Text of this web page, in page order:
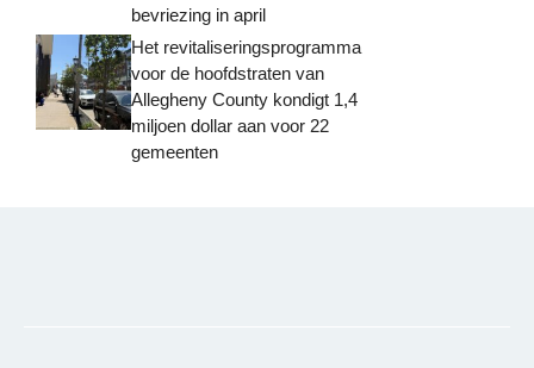
bevriezing in april
Het revitaliseringsprogramma
voor de hoofdstraten van
Allegheny County kondigt 1,4
miljoen dollar aan voor 22
gemeenten